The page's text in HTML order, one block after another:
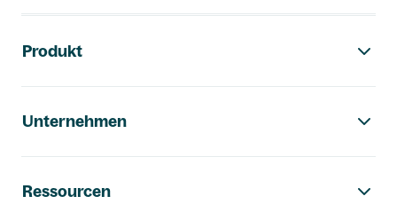
Produkt
Unternehmen
Ressourcen